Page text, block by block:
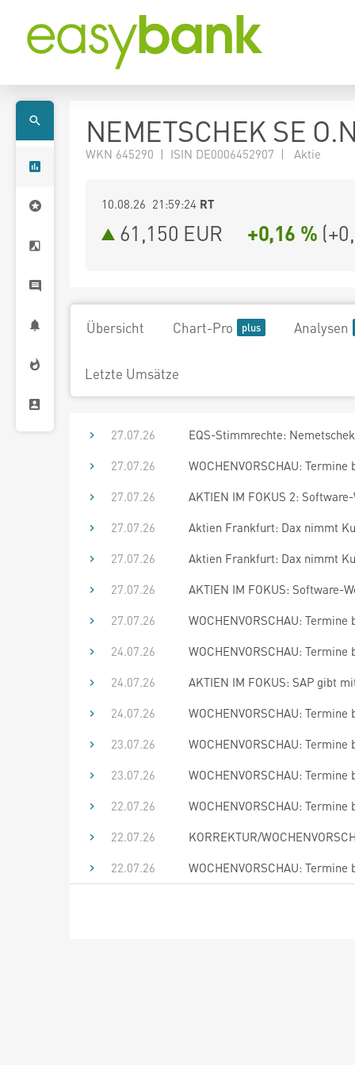
NEMETSCHEK SE
WKN 645290 | ISIN DE0006452907 | Aktie
10.08.26 21:59:24 RT
61,150 EUR +0,16 % (
Übersicht Chart-Pro Analysen
Letzte Umsätze
27.07.26
EQS-Stimmrechte:
27.07.26
WOCHENVORSCHAU:
27.07.26
AKTIEN IM FOKUS 2:
27.07.26
Aktien Frankfurt: Dax nimmt
27.07.26
Aktien Frankfurt: Dax nimmt
27.07.26
AKTIEN IM FOKUS: Software-
27.07.26
WOCHENVORSCHAU:
24.07.26
WOCHENVORSCHAU:
24.07.26
AKTIEN IM FOKUS: SAP gibt
24.07.26
WOCHENVORSCHAU:
23.07.26
WOCHENVORSCHAU:
23.07.26
WOCHENVORSCHAU:
22.07.26
WOCHENVORSCHAU:
22.07.26
KORREKTUR/
22.07.26
WOCHENVORSCHAU: